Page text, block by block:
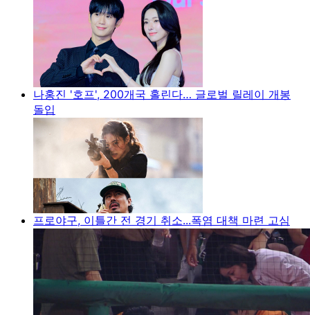
나홍진 '호프', 200개국 홀린다… 글로벌 릴레이 개봉
돌입
프로야구, 이틀간 전 경기 취소...폭염 대책 마련 고심